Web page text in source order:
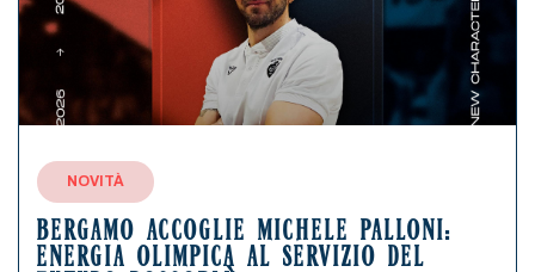
NOVITÀ
BERGAMO ACCOGLIE MICHELE PALLONI:
ENERGIA OLIMPICA AL SERVIZIO DEL